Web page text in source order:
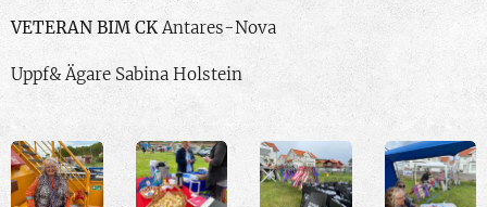
VETERAN BIM CK Antares-Nova
Uppf& Ägare Sabina Holstein